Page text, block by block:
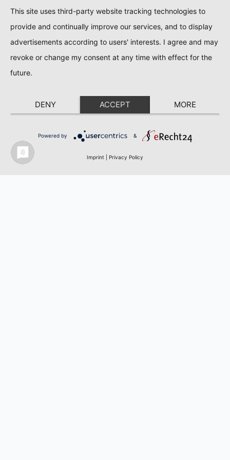
This site uses third-party website tracking technologies to
provide and continually improve our services, and to display
advertisements according to users' interests. I agree and may
revoke or change my consent at any time with effect for the
future.
DENY ACCEPT MORE
Powered by &
Imprint Privacy Policy